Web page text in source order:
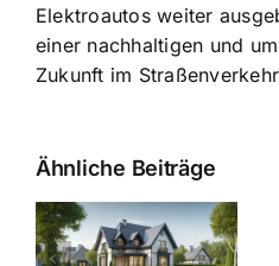
Elektroautos weiter
einer nachhaltigen und
Zukunft im
Ähnliche Beiträge
Bauzinsen im
Sturm: Die